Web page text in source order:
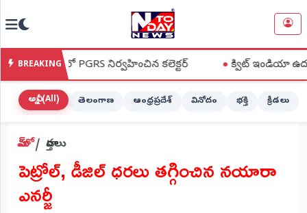
హోమ్
(Home)
STREAMING
లైవ్
టీవీ
(Live
BREAKING
లో PGRS నిర్వహించిన కలెక్టర్ ●క్విట్ ఇండియా ఉద్యమ స్ఫూర్తితో
అన్నీ (All) తెలంగాణ ఆంధ్రప్రదేశ్ వినోదం భక్తి క్రీడలు
హోమ్ వార్తలు
పెట్రోల్, డీజిల్ ధరలు తగ్గించిన నయారా
ఎనర్జీ